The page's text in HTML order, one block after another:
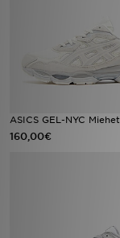
ASICS GEL-NYC Miehet
160,00€